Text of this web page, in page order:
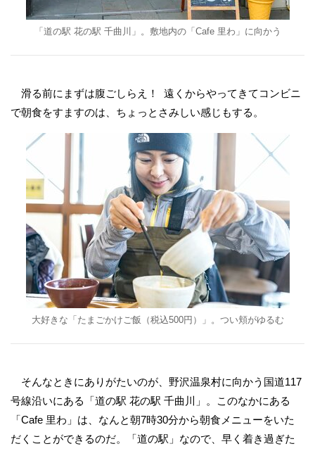
「道の駅 花の駅 千曲川」。敷地内の「Cafe 里わ」に向かう
滑る前にまずは腹ごしらえ！ 遠くからやってきてコンビニ
で朝食をすますのは、ちょっとさみしい感じもする。
大好きな「たまごかけご飯（税込500円）」。つい頬がゆるむ
そんなときにありがたいのが、野沢温泉村に向かう国道117
号線沿いにある「道の駅 花の駅 千曲川」。このなかにある
「Cafe 里わ」は、なんと朝7時30分から朝食メニューをいた
だくことができるのだ。「道の駅」なので、早く着き過ぎた